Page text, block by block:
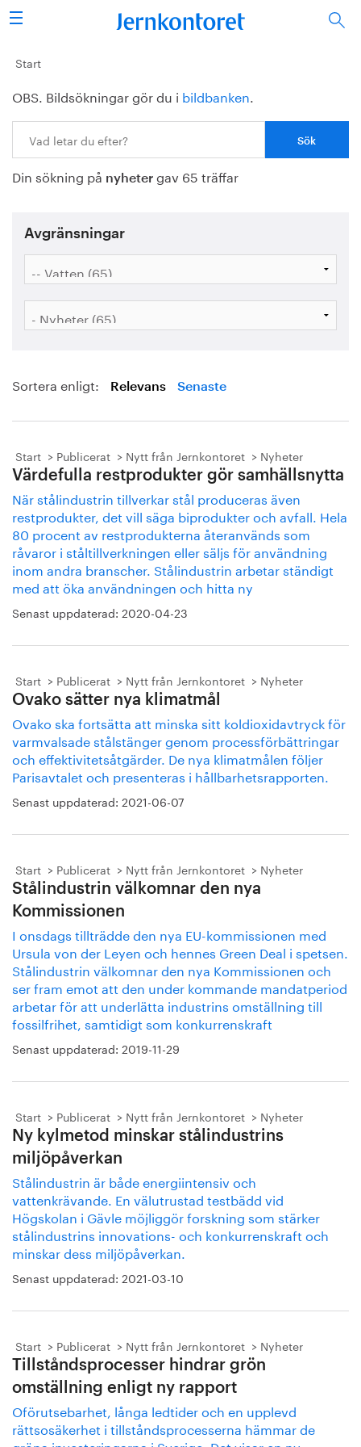
Sök
Stålindustrin
Vision 2050
Forskning/utbildning
Energi/miljö
Vi tycker
Bildbank
Start
OBS. Bildsökningar gör du i bildbanken.
Din sökning på nyheter gav 65 träffar
Avgränsningar
Sortera enligt: Relevans Senaste
Start Publicerat Nytt från Jernkontoret Nyheter
Värdefulla restprodukter gör samhällsnytta
När stålindustrin tillverkar stål produceras även
restprodukter, det vill säga biprodukter och avfall. Hela
80 procent av restprodukterna återanvänds som
råvaror i ståltillverkningen eller säljs för användning
inom andra branscher. Stålindustrin arbetar ständigt
med att öka användningen och hitta ny
Senast uppdaterad: 2020-04-23
Start Publicerat Nytt från Jernkontoret Nyheter
Ovako sätter nya klimatmål
Ovako ska fortsätta att minska sitt koldioxidavtryck för
varmvalsade stålstänger genom processförbättringar
och effektivitetsåtgärder. De nya klimatmålen följer
Parisavtalet och presenteras i hållbarhetsrapporten.
Senast uppdaterad: 2021-06-07
Start Publicerat Nytt från Jernkontoret Nyheter
Stålindustrin välkomnar den nya
Kommissionen
I onsdags tillträdde den nya EU-kommissionen med
Ursula von der Leyen och hennes Green Deal i spetsen.
Stålindustrin välkomnar den nya Kommissionen och
ser fram emot att den under kommande mandatperiod
arbetar för att underlätta industrins omställning till
fossilfrihet, samtidigt som konkurrenskraft
Senast uppdaterad: 2019-11-29
Start Publicerat Nytt från Jernkontoret Nyheter
Ny kylmetod minskar stålindustrins
miljöpåverkan
Stålindustrin är både energiintensiv och
vattenkrävande. En välutrustad testbädd vid
Högskolan i Gävle möjliggör forskning som stärker
stålindustrins innovations- och konkurrenskraft och
minskar dess miljöpåverkan.
Senast uppdaterad: 2021-03-10
Start Publicerat Nytt från Jernkontoret Nyheter
Tillståndsprocesser hindrar grön
omställning enligt ny rapport
Oförutsebarhet, långa ledtider och en upplevd
rättsosäkerhet i tillståndsprocesserna hämmar de